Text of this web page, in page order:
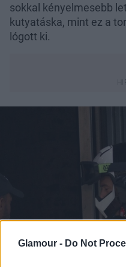
Glamour - Do Not
sokkal kényelmesebb
kutyatáska, mint ez a
lógott ki.